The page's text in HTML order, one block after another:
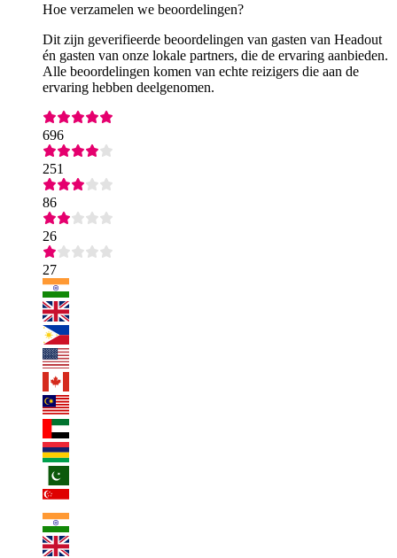
Hoe verzamelen we beoordelingen?
Dit zijn geverifieerde beoordelingen van gasten van Headout
én gasten van onze lokale partners, die de ervaring aanbieden.
Alle beoordelingen komen van echte reizigers die aan de
ervaring hebben deelgenomen.
696
251
86
26
27